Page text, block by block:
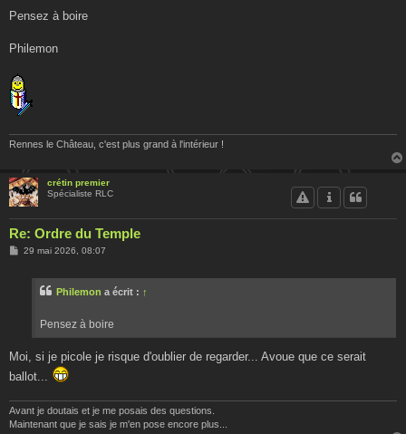
Pensez à boire
Philemon
Rennes le Château, c'est plus grand à l'intérieur !
crétin premier
Spécialiste RLC
Re: Ordre du Temple
M29 mai 2026, 08:07
Philemon a écrit : ↑
Pensez à boire
Moi, si je picole je risque d'oublier de regarder... Avoue que ce serait
ballot...
Avant je doutais et je me posais des questions.
Maintenant que je sais je m'en pose encore plus...